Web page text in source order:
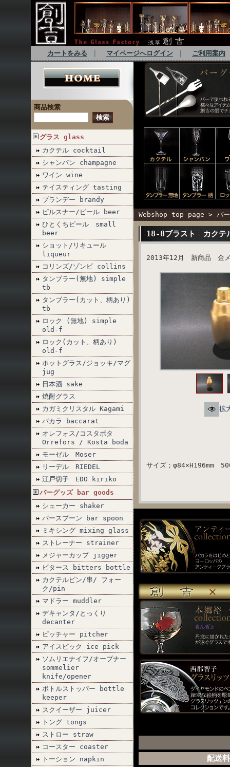
カートをみる マイページへログイン ご利用案内
商品検索
グラス glass
カクテル cocktail
シャンパン champagne
ワイン wine
テイスティング tasting
ブランデー brandy
ピルスナー/ビール beer
ひとくちビール small
beer
ショット/リキュール
liqueur
コリンズ/ゾンビ collins
タンブラー(無地) simple
tb
タンブラー(カット、柄あり)
tb
ロック (無地) simple
old-f
ロック(カット、柄あり)
old-f
ホットグラス/ジョッキ/マグ
jug
日本酒 sake
焼酎グラス
カガミクリスタル Kagami
バカラ baccarat
オレフォス/コスタボタ
Orrefors / Kosta boda
モーゼル Moser
リーデル RIEDEL
江戸切子 EDO kiriko
バーグッズ bar goods
シェーカー shaker
バースプーン bar spoon
ミキシング mixing glass
ストレーナー strainer
メジャーカップ jigger
ビタース bitters bottle
カクテルピン/串/ フォー
ク/pin
マドラー muddler
デキャンタ/とっくり
decanter
ピッチャー pitcher
アイスピック ice pick
ソムリエナイフ/オープナー
sommelier
knife/opener
ボトルストッパー bottle
keeper
スクイーザー juicer
トング tongs
ストロー straw
コースター coaster
トーション napkin
Webshop top page > バ
18-8ブラスト カクテ
2013年12月 新商品 金メ
拡
サイズ；φ84×H196mm
配送料